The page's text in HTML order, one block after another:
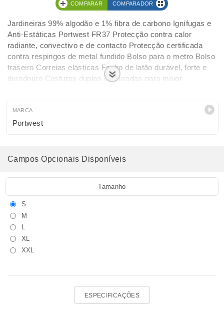
COMPARAR COMPARADOR
Jardineiras 99% algodão e 1% fibra de carbono Ignífugas e
Anti-Estáticas Portwest FR37 Protecção contra calor
radiante, convectivo e de contacto Protecção certificada
contra respingos de metal fundido Bolso para o metro Bolso
traseiro Correias elásticas Fecho de latão durável, forte e
duradouro Costuras duplas costuradas para maior
raios UV
MARCA
Portwest
Campos Opcionais Disponíveis
Tamanho
S
M
L
XL
XXL
ESPECIFICAÇÕES